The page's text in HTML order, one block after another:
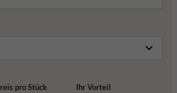
pro Stück
Ihr Vorteil